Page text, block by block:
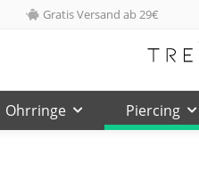
Gratis Versand ab 29€
Ohrringe Piercing